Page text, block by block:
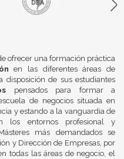
ofrecer una formación práctica
en las diferentes áreas de
disposición de sus estudiantes
pensados para formar a
de negocios situada en
y estando a la vanguardia de
entornos profesional y
más demandados se
y Dirección de Empresas, por
todas las áreas de negocio, el